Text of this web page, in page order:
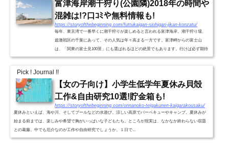
富津海岸潮干狩り(公園隣)2018年の時間や
混雑は!?口ｺﾐや無料情報も!
https://storyofthebeginning.com/futtukaigan-siohigari-jikan-konzatu/
毎年、東京湾で一番早くに潮干狩りが楽しめると言われる富津海岸。潮干狩り場、
超激戦区の千葉にあって、その人気は年々高まる一方です。富津岬からの富士山
は、「関東の富士見100景」にも選ばれるほどの絶景でもあります。行けば必ず期待
に応えてくれる！？「富津海...
Pick ! Journal !!
【女の子向け】小学生低学年夏休み貝殻
工作&自由研究10選!貯金箱も!
https://storyofthebeginning.com/onnanoko-teigakunen-kaigarakousaku/
夏休みといえば、海や川、そしてプールなどの水遊び。涼しい高原でバーベキューやキャンプ。夏休みが
始まる前までは、楽しみや希望で胸がいっぱいな子どもたち。ところが現実は、なかなか終わらない宿題
との葛藤。中でも厄介なのが工作や自由研究でしょうか。１日で...